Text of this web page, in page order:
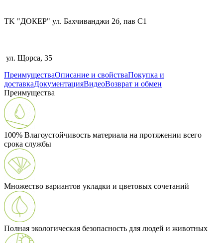
TK "ДОКЕР" ул. Бахчиванджи 2б, пав С1
ул. Щорса, 35
ПреимуществаОписание и свойстваПокупка и
доставкаДокументацияВидеоВозврат и обмен
Преимущества
100% Влагоустойчивость материала на протяжении всего
срока службы
Множество вариантов укладки и цветовых сочетаний
Полная экологическая безопасность для людей и животных